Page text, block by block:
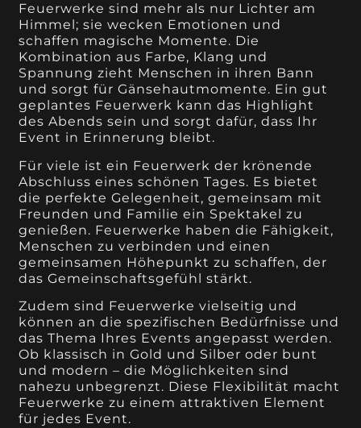
Feuerwerke sind mehr als nur Lichter am
Himmel; sie wecken Emotionen und
schaffen magische Momente. Die
Kombination aus Farbe, Klang und
Spannung zieht Menschen in ihren Bann
und sorgt für Gänsehautmomente. Ein gut
geplantes Feuerwerk kann das Highlight
des Abends sein und sorgt dafür, dass Ihr
Event in Erinnerung bleibt.
Für viele ist ein Feuerwerk der krönende
Abschluss eines schönen Tages. Es bietet
die perfekte Gelegenheit, gemeinsam mit
Freunden und Familie ein Spektakel zu
genießen. Feuerwerke haben die Fähigkeit,
Menschen zu verbinden und einen
gemeinsamen Höhepunkt zu schaffen, der
das Gemeinschaftsgefühl stärkt.
Zudem sind Feuerwerke vielseitig und
können an die spezifischen Bedürfnisse und
das Thema Ihres Events angepasst werden.
Ob klassisch in Gold und Silber oder bunt
und modern – die Möglichkeiten sind
nahezu unbegrenzt. Diese Flexibilität macht
Feuerwerke zu einem attraktiven Element
für jedes Event.